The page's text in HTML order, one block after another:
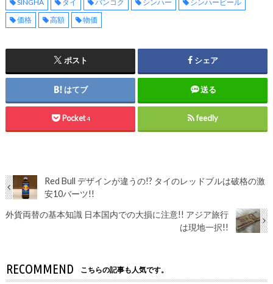
SINGHA タイ バンコク シンハー
シンハービール
価格
高額 物価
ポスト シェア
はてブ 送る
Pocket4 feedly
Red Bull デザインが違うの!? タイのレッドブルは破格の激
安10バーツ!!
外貨両替の基本知識 日本国内での大損に注意!! アジア旅行
は現地一択!!
RECOMMEND こちらの記事も人気です。